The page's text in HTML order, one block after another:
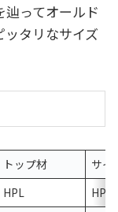
辿ってオールド
タリなサイズ
トップ材
サイ
HPL
HPL